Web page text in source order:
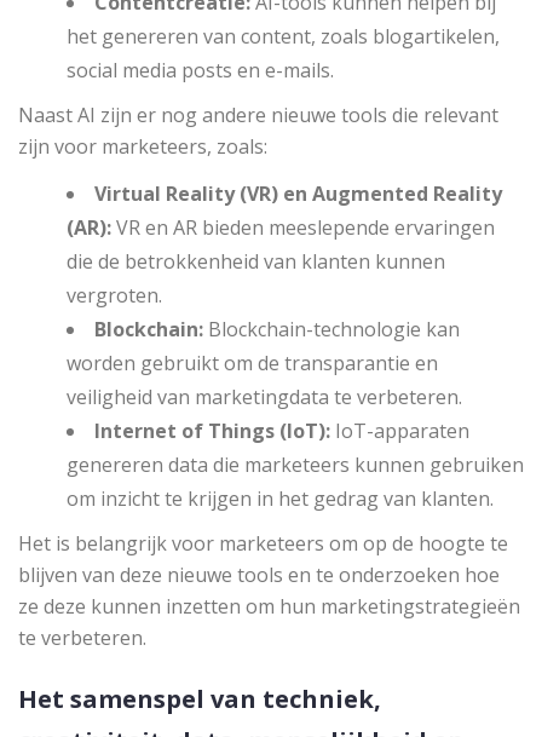
het genereren van content, zoals blogartikelen,
social media posts en e-mails.
Naast AI zijn er nog andere nieuwe tools die relevant
zijn voor marketeers, zoals:
Virtual Reality (VR) en Augmented Reality
(AR):VR en AR bieden meeslepende ervaringen
die de betrokkenheid van klanten kunnen
vergroten.
Blockchain: Blockchain-technologie kan
worden gebruikt om de transparantie en
veiligheid van marketingdata te verbeteren.
Internet of Things (IoT): IoT-apparaten
genereren data die marketeers kunnen gebruiken
om inzicht te krijgen in het gedrag van klanten.
Het is belangrijk voor marketeers om op de hoogte te
blijven van deze nieuwe tools en te onderzoeken hoe
ze deze kunnen inzetten om hun marketingstrategieën
te verbeteren.
Het samenspel van techniek,